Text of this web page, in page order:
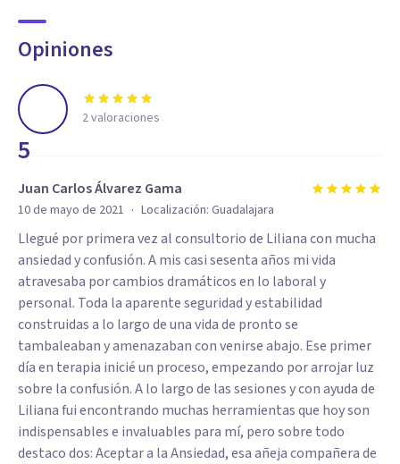
Opiniones
5
2valoraciones
Juan Carlos Álvarez Gama
10 de mayo de 2021 · Localización: Guadalajara
Llegué por primera vez al consultorio de Liliana con mucha
ansiedad y confusión. A mis casi sesenta años mi vida
atravesaba por cambios dramáticos en lo laboral y
personal. Toda la aparente seguridad y estabilidad
construidas a lo largo de una vida de pronto se
tambaleaban y amenazaban con venirse abajo. Ese primer
día en terapia inicié un proceso, empezando por arrojar luz
sobre la confusión. A lo largo de las sesiones y con ayuda de
Liliana fui encontrando muchas herramientas que hoy son
indispensables e invaluables para mí, pero sobre todo
destaco dos: Aceptar a la Ansiedad, esa añeja compañera de